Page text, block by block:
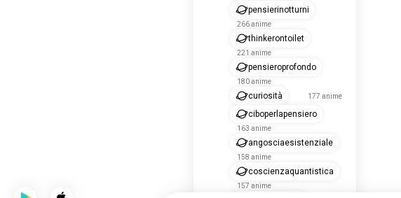
pensierinotturni
266 anime
thinkerontoilet
221 anime
pensieroprofondo
180 anime
curiosità 177 anime
ciboperlapensiero
163 anime
angosciaesistenziale
158 anime
coscienzaquantistica
157 anime